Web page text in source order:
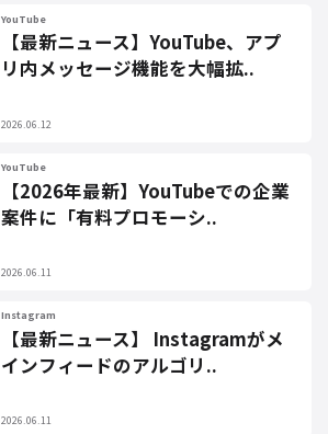
YouTube
【最新ニュース】YouTube、アプ
リ内メッセージ機能を大幅拡..
2026.06.12
YouTube
【2026年最新】YouTubeでの企業
案件に「有料プロモーシ..
2026.06.11
Instagram
【最新ニュース】 Instagramがメ
インフィードのアルゴリ..
2026.06.11